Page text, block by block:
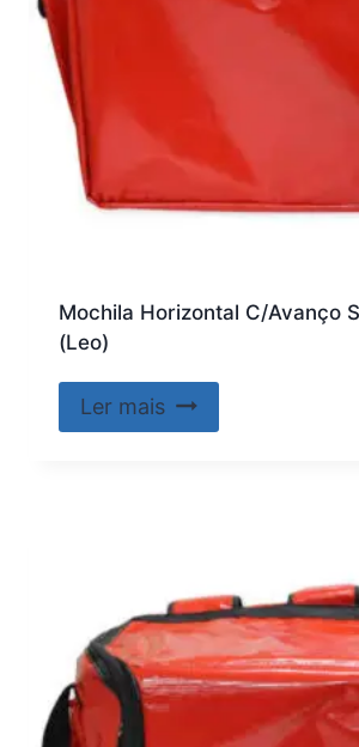
Mochila Horizontal C/Avanço
(Leo)
Ler mais